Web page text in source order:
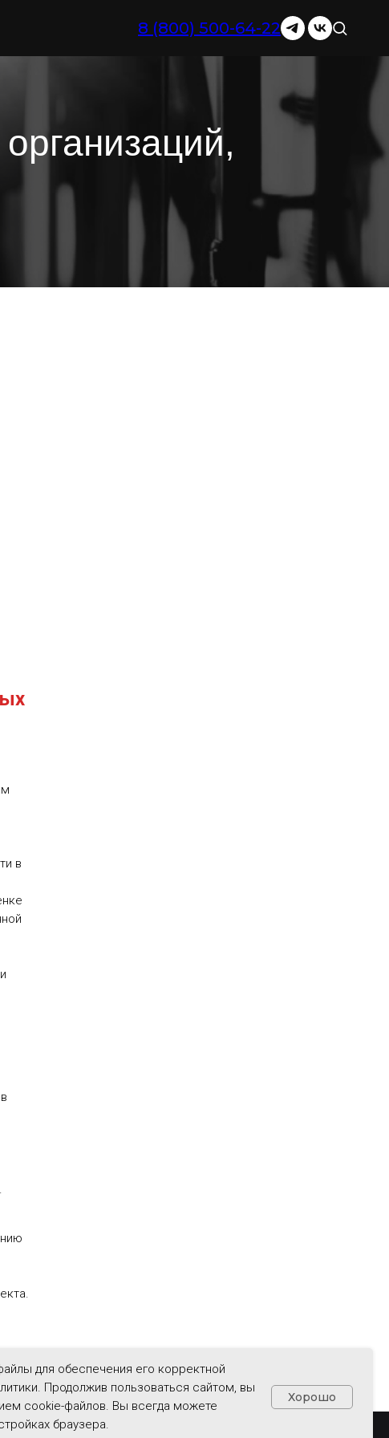
8 (800) 500-64-22
в
для обеспечения его корректной
Продолжив пользоваться сайтом, вы
cookie-файлов. Вы всегда можете
браузера.
Хорошо